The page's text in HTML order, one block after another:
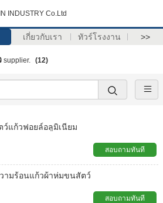
INDUSTRY Co.Ltd
เกี่ยวกับเรา ทัวร์โรงงาน >>
supplier. (12)
แก้วฟอยล์อลูมิเนียม
สอบถามทันที
ามร้อนแก้วผ้าห่มขนสัตว์
สอบถามทันที